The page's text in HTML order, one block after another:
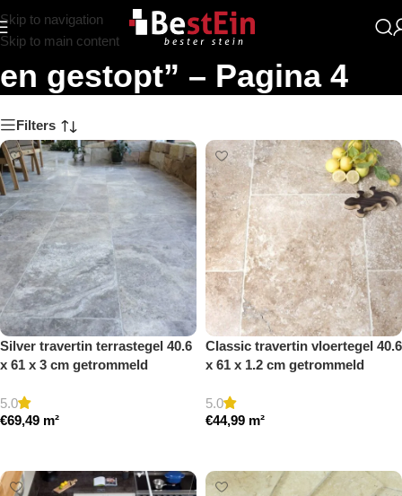
Skip to navigation
Skip to main content
Zoekresultaten: “Gezoet
en gestopt” – Pagina 4
Filters
Silver travertin terrastegel 40.6
x 61 x 3 cm getrommeld
5.0
€69,49 m²
Classic travertin vloertegel 40.6
x 61 x 1.2 cm getrommeld
5.0
€44,99 m²